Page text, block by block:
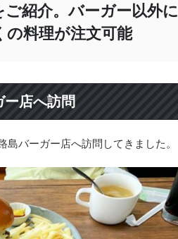
紹介。バーガー以外に
の料理が注文可能
店へ訪問
バーガー店へ訪問してきました。